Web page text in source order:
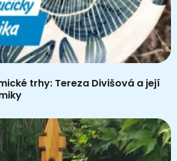
trhy: Tereza Divišová a její